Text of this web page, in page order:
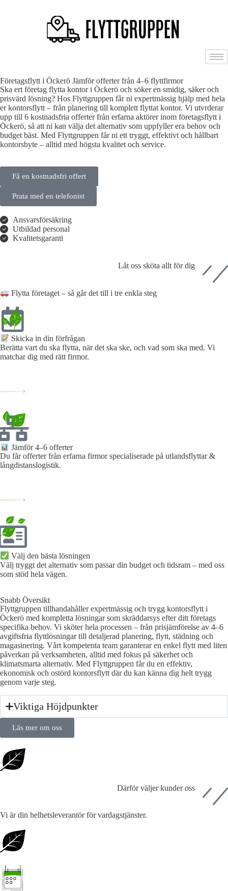
Företagsflytt i Öckerö Jämför offerter från 4–6 flyttfirmor
Ska ert företag flytta kontor i Öckerö och söker en smidig, säker och
prisvärd lösning? Hos Flyttgruppen får ni expertmässig hjälp med hela
er kontorsflytt – från planering till komplett flyttat kontor. Vi utvrderar
upp till 6 kostnadsfria offerter från erfarna aktörer inom företagsflytt i
Öckerö, så att ni kan välja det alternativ som uppfyller era behov och
budget bäst. Med Flyttgruppen får ni ett tryggt, effektivt och hållbart
kontorsbyte – alltid med högsta kvalitet och service.
Få en kostnadsfri offert
Prata med en telefonist
Ansvarsförsäkring
Utbildad personal
Kvalitetsgaranti
Låt oss sköta allt för dig
Flytta företaget – så går det till i tre enkla steg
Skicka in din förfrågan​
Berätta vart du ska flytta, när det ska ske, och vad som ska med. Vi
matchar dig med rätt firmor.
Jämför 4–6 offerter
Du får offerter från erfarna firmor specialiserade på utlandsflyttar &
långdistanslogistik.
Välj den bästa lösningen​
Välj tryggt det alternativ som passar din budget och tidsram – med oss
som stöd hela vägen.
Snabb Översikt
Flyttgruppen tillhandahåller expertmässig och trygg kontorsflytt i
Öckerö med kompletta lösningar som skräddarsys efter ditt företags
specifika behov. Vi sköter hela processen – från prisjämförelse av 4–6
avgiftsfria flyttlösningar till detaljerad planering, flytt, städning och
magasinering. Vårt kompetenta team garanterar en enkel flytt med liten
påverkan på verksamheten, alltid med fokus på säkerhet och
klimatsmarta alternativ. Med Flyttgruppen får du en effektiv,
ekonomisk och ostörd kontorsflytt där du kan känna dig helt trygg
genom varje steg.
Viktiga Höjdpunkter
Läs mer om oss
Därför väljer kunder oss
Vi är din helhetsleverantör för vardagstjänster.